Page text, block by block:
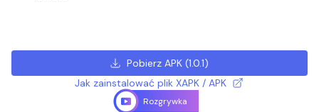
Pobierz APK (1.0.1)
Jak zainstalować plik XAPK / APK
Rozgrywka